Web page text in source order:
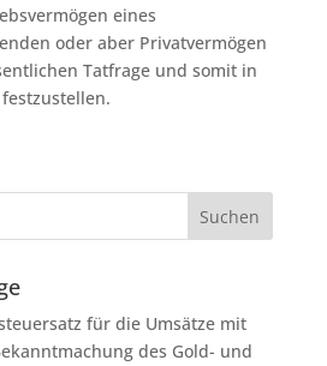
eines
oder aber Privatvermögen
Tatfrage und somit in
für die Umsätze mit
des Gold- und